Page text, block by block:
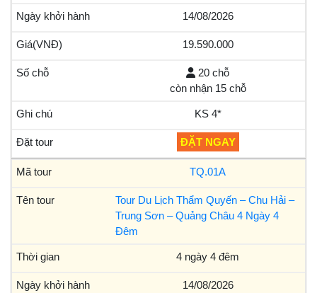
14/08/2026
19.590.000
20 chỗ
còn nhận 15 chỗ
KS 4*
ĐẶT NGAY
TQ.01A
Tour Du Lịch Thẩm Quyến – Chu Hải –
Trung Sơn – Quảng Châu 4 Ngày 4
Đêm
4 ngày 4 đêm
14/08/2026